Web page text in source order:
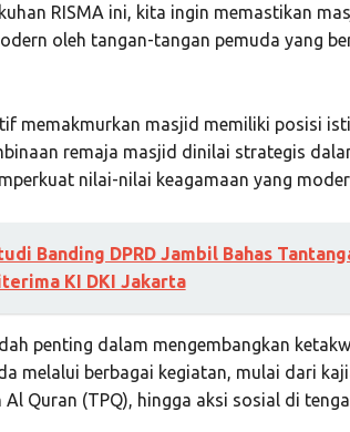
RISMA ini, kita ingin memastikan
oleh tangan-tangan pemuda yang
memakmurkan masjid memiliki posisi
remaja masjid dinilai strategis
nilai-nilai keagamaan yang
Banding DPRD Jambil Bahas
KI DKI Jakarta
penting dalam mengembangkan
melalui berbagai kegiatan, mulai dari
Quran (TPQ), hingga aksi sosial di